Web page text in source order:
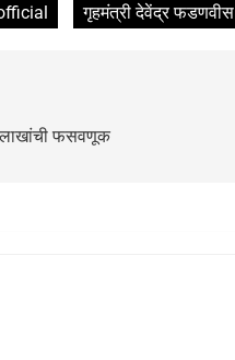
गृहमंत्री देवेंद्र फडणवीस
लाखांची फसवणूक